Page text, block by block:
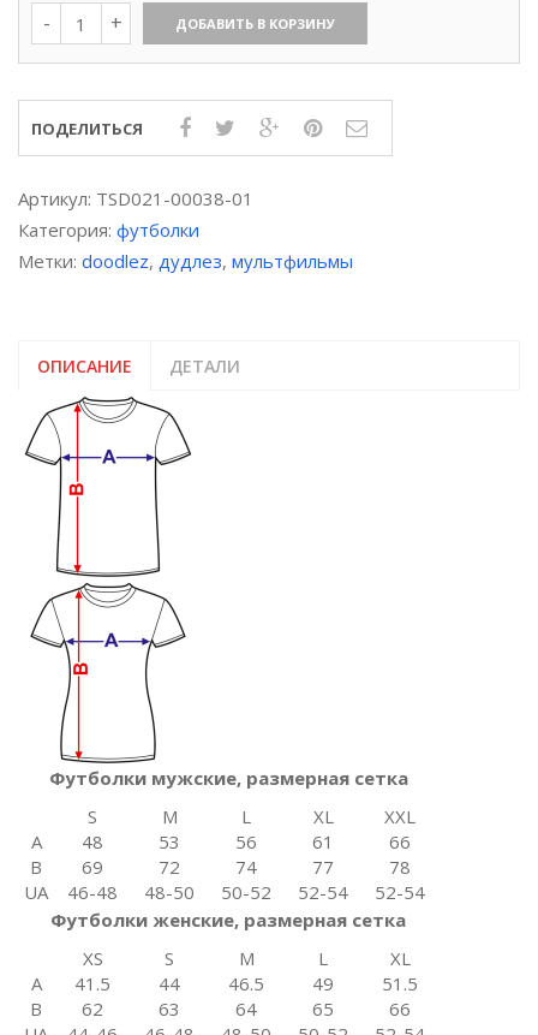
Количество
Футболка
«Doodlez»,
ДОБАВИТЬ В КОРЗИНУ
ПОДЕЛИТЬСЯ
Артикул: TSD021-00038-01
Категория: футболки
Метки: doodlez, дудлез, мультфильмы
ОПИСАНИЕ ДЕТАЛИ
Футболки мужские, размерная сетка
S
M L XL
XXL
A
48 53 56 61
66
B
69 72 74 77
78
UA
46-48 48-50 50-52 52-54
52-54
Футболки женские, размерная сетка
XS
S M L
XL
A
41.5 44 46.5 49
51.5
B
62 63 64 65
66